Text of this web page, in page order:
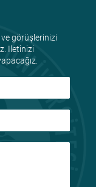
görüşlerinizi
İletinizi